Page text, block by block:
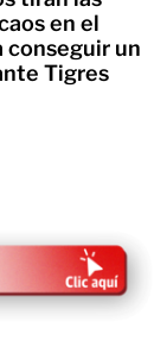
en el
conseguir un
Tigres